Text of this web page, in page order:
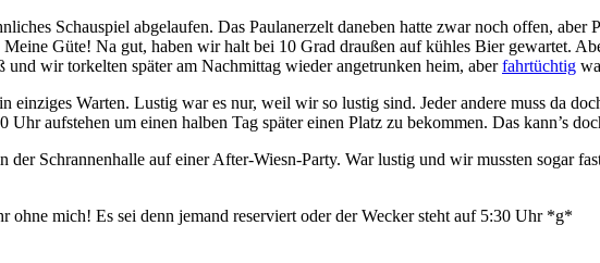
Schauspiel abgelaufen. Das Paulanerzelt daneben hatte zwar noch offen,
Güte! Na gut, haben wir halt bei 10 Grad draußen auf kühles Bier gewartet.
wir torkelten später am Nachmittag wieder angetrunken heim, aberfahrtüchtig
einziges Warten. Lustig war es nur, weil wir so lustig sind. Jeder andere muss da
Uhr aufstehen um einen halben Tag später einen Platz zu bekommen. Das kann’s
Schrannenhalle auf einer After-Wiesn-Party. War lustig und wir mussten sogar
ohne mich! Es sei denn jemand reserviert oder der Wecker steht auf 5:30 Uhr *g*